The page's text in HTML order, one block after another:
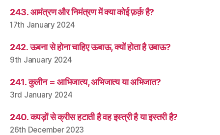
243. आमंत्रण और निमंत्रण में क्या कोई फ़र्क़ है?
17th January 2024
242. ऊबना से होना चाहिए ऊबाऊ, क्यों होता है उबाऊ?
9th January 2024
241. कुलीन = आभिजात्य, अभिजात्य या अभिजात?
3rd January 2024
240. कपड़ों से क्रीस हटाती है वह इस्त्री है या इस्तरी है?
26th December 2023